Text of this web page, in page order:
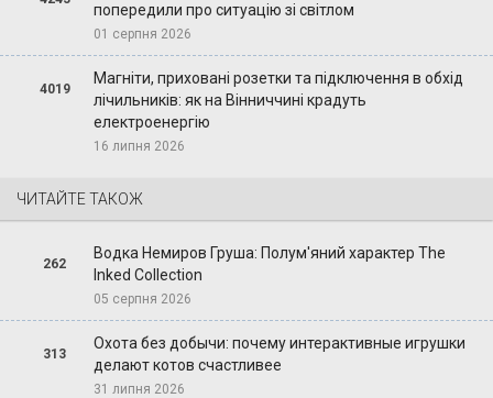
попередили про ситуацію зі світлом
01 серпня 2026
4019
Магніти, приховані розетки та підключення в обхід
лічильників: як на Вінниччині крадуть
електроенергію
16 липня 2026
ЧИТАЙТЕ ТАКОЖ
262
Водка Немиров Груша: Полум'яний характер The
Inked Collection
05 серпня 2026
313
Охота без добычи: почему интерактивные игрушки
делают котов счастливее
31 липня 2026